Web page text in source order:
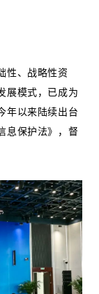
性、战略性资
展模式，已成为
年以来陆续出台
息保护法》，督